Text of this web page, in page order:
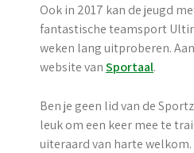
Ook in 2017 kan de jeugd
fantastische teamsport
weken lang uitproberen.
website vanSportaal.
Ben je geen lid van de
leuk om een keer mee te
uiteraard van harte